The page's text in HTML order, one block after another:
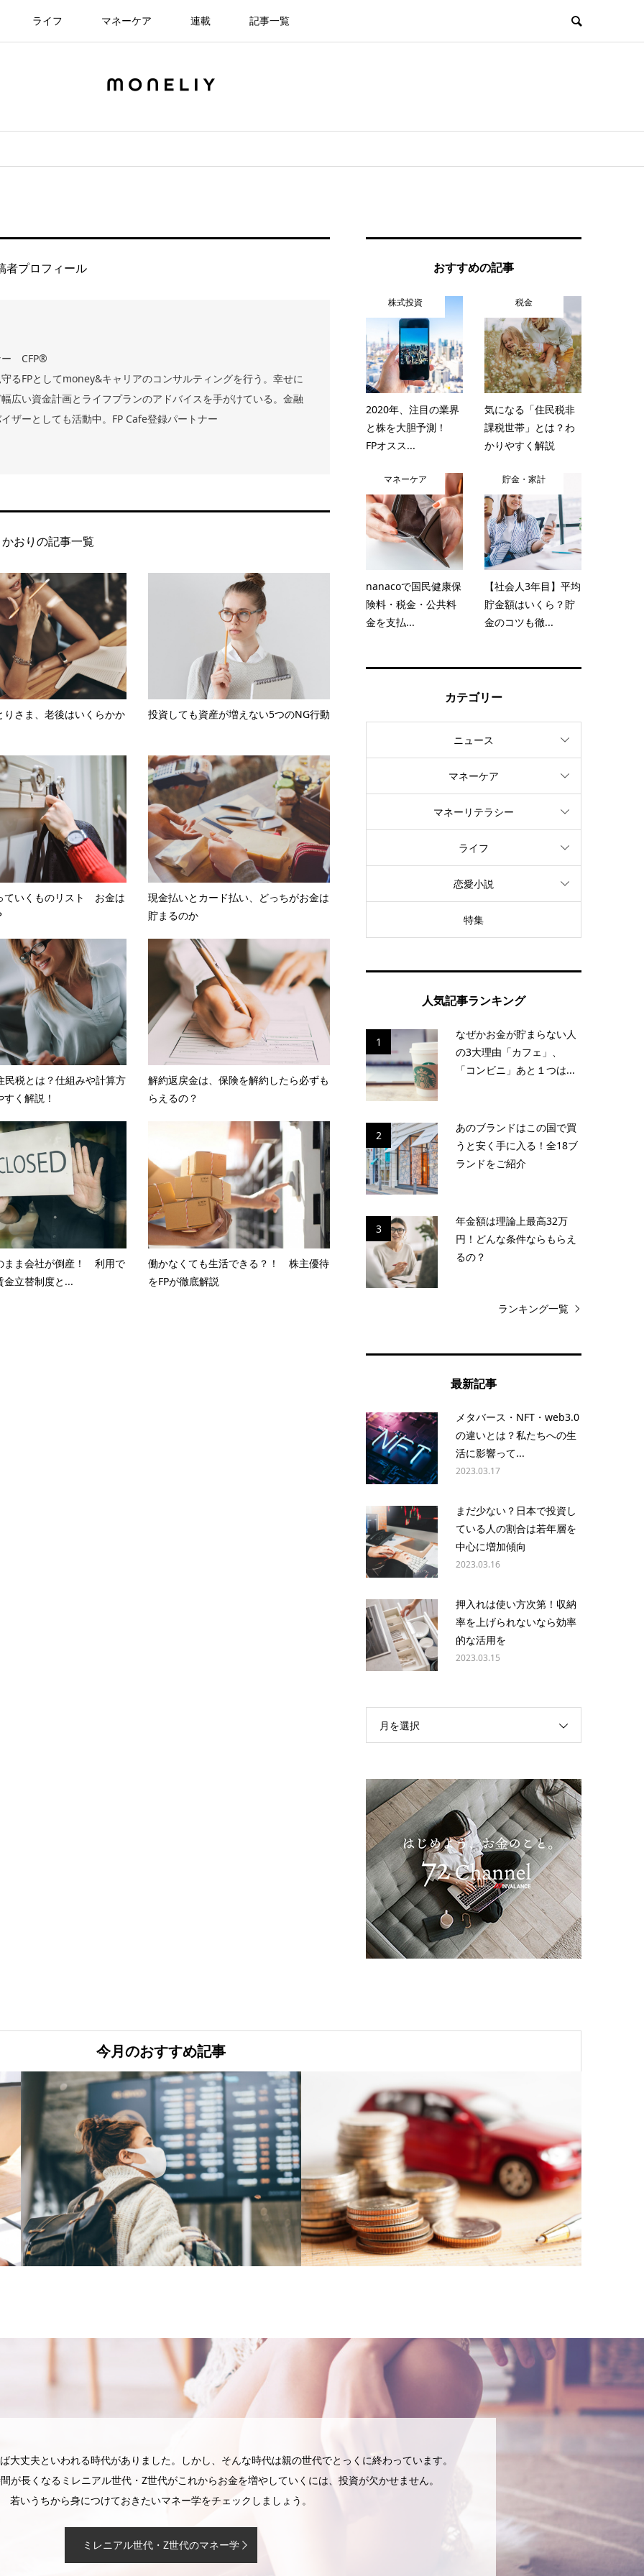
ライフ マネーケア 連載 記事一覧
者プロフィール
ー CFP®
るFPとしてmoney&キャリアのコンサルティングを行う。幸せに
広い資金計画とライフプランのアドバイスを手がけている。金融
ザーとしても活動中。FP Cafe登録パートナー
おりの記事一覧
りさま、老後はいくらかか
投資しても資産が増えない5つのNG行動
ていくものリスト お金は
現金払いとカード払い、どっちがお金は
貯まるのか
民税とは？仕組みや計算方
く解説！
解約返戻金は、保険を解約したら必ずも
らえるの？
まま会社が倒産！ 利用で
金立替制度と...
働かなくても生活できる？！ 株主優待
をFPが徹底解説
おすすめの記事
株式投資
2020年、注目の業界
と株を大胆予測！
FPオスス...
税金
気になる「住民税非
課税世帯」とは？わ
かりやすく解説
マネーケア
nanacoで国民健康保
険料・税金・公共料
金を支払...
貯金・家計
【社会人3年目】平均
貯金額はいくら？貯
金のコツも徹...
カテゴリー
ニュース
マネーケア
マネーリテラシー
ライフ
恋愛小説
特集
人気記事ランキング
1
なぜかお金が貯まらない人
の3大理由「カフェ」、
「コンビニ」あと１つは...
2
あのブランドはこの国で買
うと安く手に入る！全18ブ
ランドをご紹介
3
年金額は理論上最高32万
円！どんな条件ならもらえ
るの？
ランキング一覧
最新記事
メタバース・NFT・web3.0
の違いとは？私たちへの生
活に影響って...
2023.03.17
まだ少ない？日本で投資し
ている人の割合は若年層を
中心に増加傾向
2023.03.16
押入れは使い方次第！収納
率を上げられないなら効率
的な活用を
2023.03.15
月を選択
今月のおすすめ記事
大丈夫といわれる時代がありました。しかし、そんな時代は親の世代でとっくに終わっています。
が長くなるミレニアル世代・Z世代がこれからお金を増やしていくには、投資が欠かせません。
若いうちから身につけておきたいマネー学をチェックしましょう。
ミレニアル世代・Z世代のマネー学